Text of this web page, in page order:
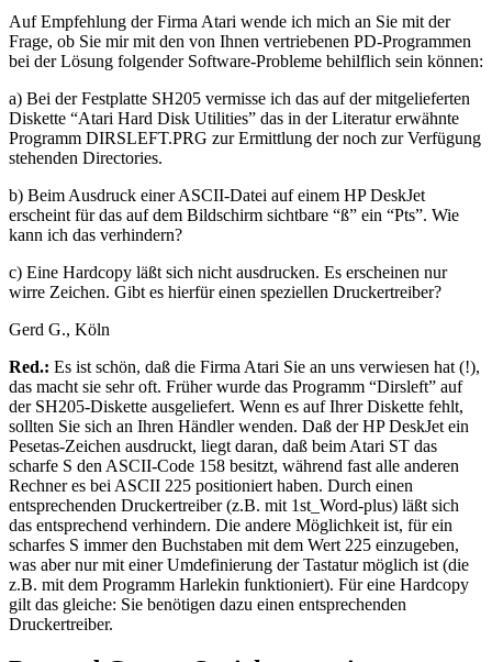
Auf Empfehlung der Firma Atari wende ich mich an Sie mit der
Frage, ob Sie mir mit den von Ihnen vertriebenen PD-Programmen
bei der Lösung folgender Software-Probleme behilflich sein können:
a) Bei der Festplatte SH205 vermisse ich das auf der mitgelieferten
Diskette “Atari Hard Disk Utilities” das in der Literatur erwähnte
Programm DIRSLEFT.PRG zur Ermittlung der noch zur Verfügung
stehenden Directories.
b) Beim Ausdruck einer ASCII-Datei auf einem HP DeskJet
erscheint für das auf dem Bildschirm sichtbare “ß” ein “Pts”. Wie
kann ich das verhindern?
c) Eine Hardcopy läßt sich nicht ausdrucken. Es erscheinen nur
wirre Zeichen. Gibt es hierfür einen speziellen Druckertreiber?
Gerd G., Köln
Red.: Es ist schön, daß die Firma Atari Sie an uns verwiesen hat (!),
das macht sie sehr oft. Früher wurde das Programm “Dirsleft” auf
der SH205-Diskette ausgeliefert. Wenn es auf Ihrer Diskette fehlt,
sollten Sie sich an Ihren Händler wenden. Daß der HP DeskJet ein
Pesetas-Zeichen ausdruckt, liegt daran, daß beim Atari ST das
scharfe S den ASCII-Code 158 besitzt, während fast alle anderen
Rechner es bei ASCII 225 positioniert haben. Durch einen
entsprechenden Druckertreiber (z.B. mit 1st_Word-plus) läßt sich
das entsprechend verhindern. Die andere Möglichkeit ist, für ein
scharfes S immer den Buchstaben mit dem Wert 225 einzugeben,
was aber nur mit einer Umdefinierung der Tastatur möglich ist (die
z.B. mit dem Programm Harlekin funktioniert). Für eine Hardcopy
gilt das gleiche: Sie benötigen dazu einen entsprechenden
Druckertreiber.